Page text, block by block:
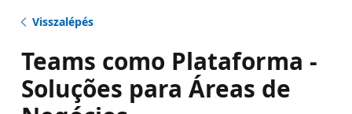
Visszalépés
Teams como Plataforma -
Soluções para Áreas de